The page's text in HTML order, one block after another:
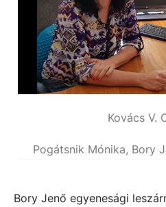
Kovács V.
Pogátsnik Mónika, Bory
Bory Jenő egyenesági